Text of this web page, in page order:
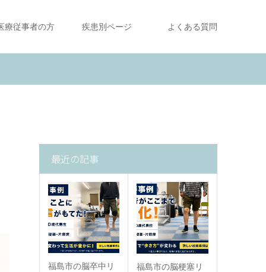
療従事者の方 疾患別ページ よくある質問
最近の記事
福島市の脳卒中リ
福島市の脳梗塞リ